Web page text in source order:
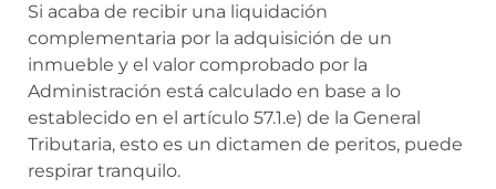
Si acaba de recibir una liquidación
complementaria por la adquisición de un
inmueble y el valor comprobado por la
Administración está calculado en base a lo
establecido en el artículo 57.1.e) de la General
Tributaria, esto es un dictamen de peritos, puede
respirar tranquilo.